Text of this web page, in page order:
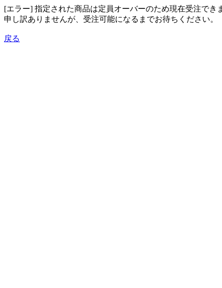
[エラー] 指定された商品は定員オーバーのため現在受注でき
申し訳ありませんが、受注可能になるまでお待ちください。
戻る